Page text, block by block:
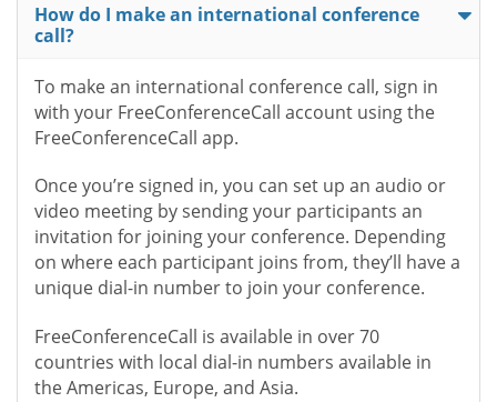
How do I make an international conference
call?
To make an international conference call, sign in
with your FreeConferenceCall account using the
FreeConferenceCall app.
Once you’re signed in, you can set up an audio or
video meeting by sending your participants an
invitation for joining your conference. Depending
on where each participant joins from, they’ll have a
unique dial-in number to join your conference.
FreeConferenceCall is available in over 70
countries with local dial-in numbers available in
the Americas, Europe, and Asia.